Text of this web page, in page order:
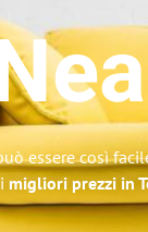
essere così
migliori prezzi in